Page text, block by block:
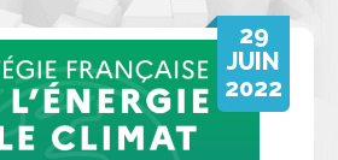
29
JUIN
2022